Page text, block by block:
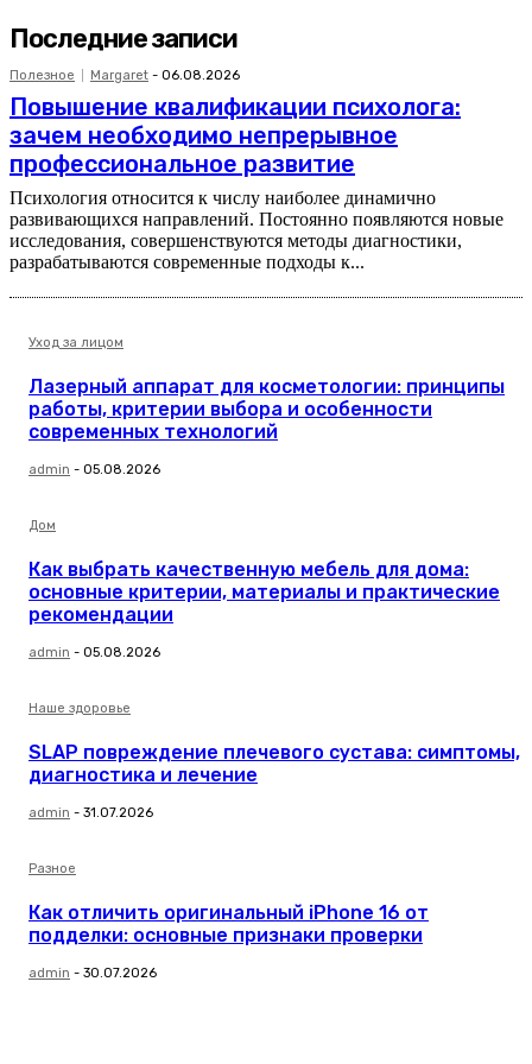
Последние записи
Полезное Margaret - 06.08.2026
Повышение квалификации психолога:
зачем необходимо непрерывное
профессиональное развитие
Психология относится к числу наиболее динамично
развивающихся направлений. Постоянно появляются новые
исследования, совершенствуются методы диагностики,
разрабатываются современные подходы к...
Уход за лицом
Лазерный аппарат для косметологии: принципы
работы, критерии выбора и особенности
современных технологий
admin - 05.08.2026
Дом
Как выбрать качественную мебель для дома:
основные критерии, материалы и практические
рекомендации
admin - 05.08.2026
Наше здоровье
SLAP повреждение плечевого сустава: симптомы,
диагностика и лечение
admin - 31.07.2026
Разное
Как отличить оригинальный iPhone 16 от
подделки: основные признаки проверки
admin - 30.07.2026